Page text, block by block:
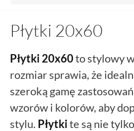
Płytki 20x60
Płytki 20x60to stylowy
rozmiar sprawia, że
szeroką gamę
wzorów i kolorów, aby
stylu. Płytkite są nie